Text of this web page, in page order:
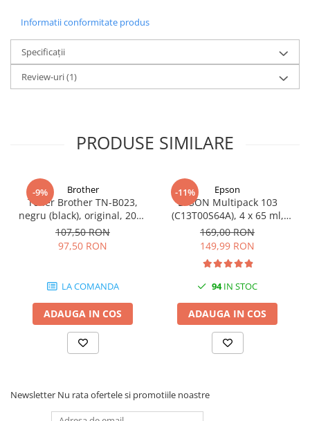
Coolere CPU
Ventilatoare
Pasta termica
Placi video profesionale
Adaptoare PCI / PCIe
Periferice PC
videoconferinta
Alte periferice
Accesorii PC
Routere
Switch-uri
Informatii conformitate produs
Specificații
Review-uri(1)
PRODUSE SIMILARE
-9% Brother
Toner Brother TN-B023,
negru (black), original, 2000
pagini
107,50 RON
97,50 RON
LA COMANDA
ADAUGA IN COS
-11% Epson
EPSON Multipack 103
(C13T00S64A), 4 x 65 ml,
Black/Cyan/Magenta/Yellow
(T00S6)
169,00 RON
149,99 RON
94IN STOC
ADAUGA IN COS
Newsletter Nu rata ofertele si promotiile noastre